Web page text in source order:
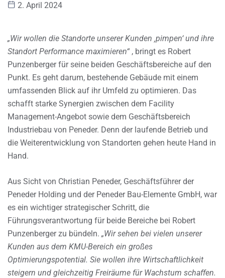
2. April 2024
„Wir wollen die Standorte unserer Kunden ‚pimpen‘ und ihre
Standort Performance maximieren“, bringt es Robert
Punzenberger für seine beiden Geschäftsbereiche auf den
Punkt. Es geht darum, bestehende Gebäude mit einem
umfassenden Blick auf ihr Umfeld zu optimieren. Das
schafft starke Synergien zwischen dem Facility
Management-Angebot sowie dem Geschäftsbereich
Industriebau von Peneder. Denn der laufende Betrieb und
die Weiterentwicklung von Standorten gehen heute Hand in
Hand.
Aus Sicht von Christian Peneder, Geschäftsführer der
Peneder Holding und der Peneder Bau-Elemente GmbH, war
es ein wichtiger strategischer Schritt, die
Führungsverantwortung für beide Bereiche bei Robert
Punzenberger zu bündeln. „Wir sehen bei vielen unserer
Kunden aus dem KMU-Bereich ein großes
Optimierungspotential. Sie wollen ihre Wirtschaftlichkeit
steigern und gleichzeitig Freiräume für Wachstum schaffen.